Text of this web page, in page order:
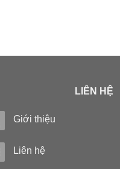
LIÊN HỆ
Giới thiệu
Liên hệ